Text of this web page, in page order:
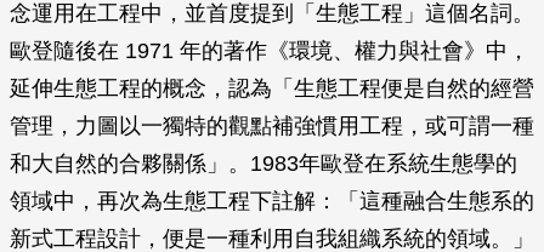
念運用在工程中，並首度提到「生態工程」這個名詞。
歐登隨後在 1971 年的著作《環境、權力與社會》中，
延伸生態工程的概念，認為「生態工程便是自然的經營
管理，力圖以一獨特的觀點補強慣用工程，或可謂一種
和大自然的合夥關係」。1983年歐登在系統生態學的
領域中，再次為生態工程下註解：「這種融合生態系的
新式工程設計，便是一種利用自我組織系統的領域。」